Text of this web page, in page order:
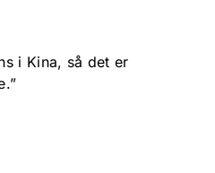
i Kina, så det er